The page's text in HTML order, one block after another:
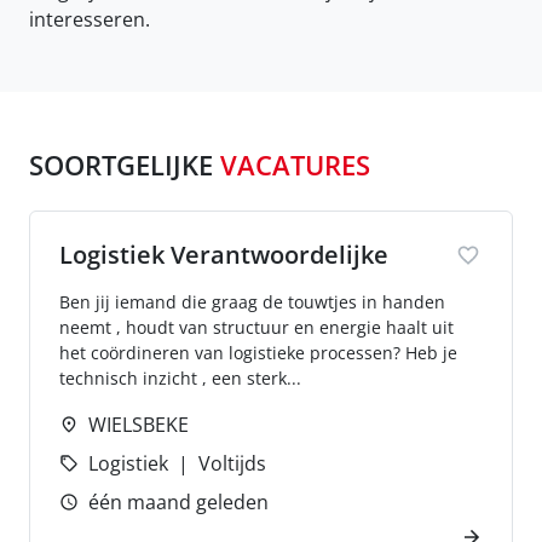
interesseren.
SOORTGELIJKE VACATURES
Logistiek Verantwoordelijke
Ben jij iemand die graag de touwtjes in handen
neemt , houdt van structuur en energie haalt uit
het coördineren van logistieke processen? Heb je
technisch inzicht , een sterk...
WIELSBEKE
Logistiek
Voltijds
één maand geleden